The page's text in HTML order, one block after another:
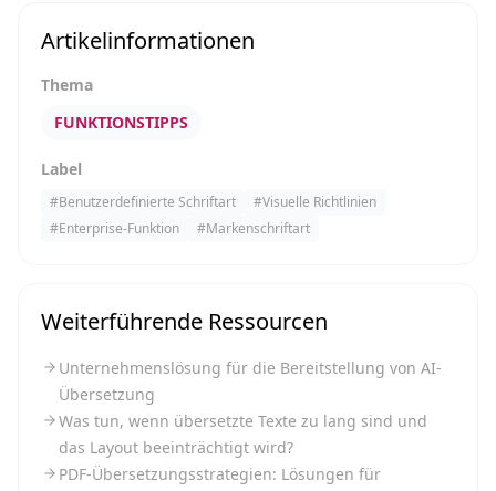
Artikelinformationen
Thema
FUNKTIONSTIPPS
Label
#Benutzerdefinierte Schriftart #Visuelle Richtlinien
#Enterprise-Funktion #Markenschriftart
Weiterführende Ressourcen
Unternehmenslösung für die Bereitstellung von AI-
Übersetzung
Was tun, wenn übersetzte Texte zu lang sind und
das Layout beeinträchtigt wird?
PDF-Übersetzungsstrategien: Lösungen für